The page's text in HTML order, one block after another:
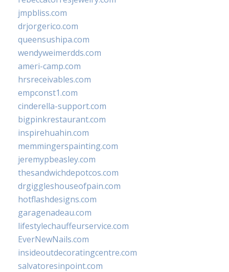
jmpbliss.com
drjorgerico.com
queensushipa.com
wendyweimerdds.com
ameri-camp.com
hrsreceivables.com
empconst1.com
cinderella-support.com
bigpinkrestaurant.com
inspirehuahin.com
memmingerspainting.com
jeremypbeasley.com
thesandwichdepotcos.com
drgiggleshouseofpain.com
hotflashdesigns.com
garagenadeau.com
lifestylechauffeurservice.com
EverNewNails.com
insideoutdecoratingcentre.com
salvatoresinpoint.com